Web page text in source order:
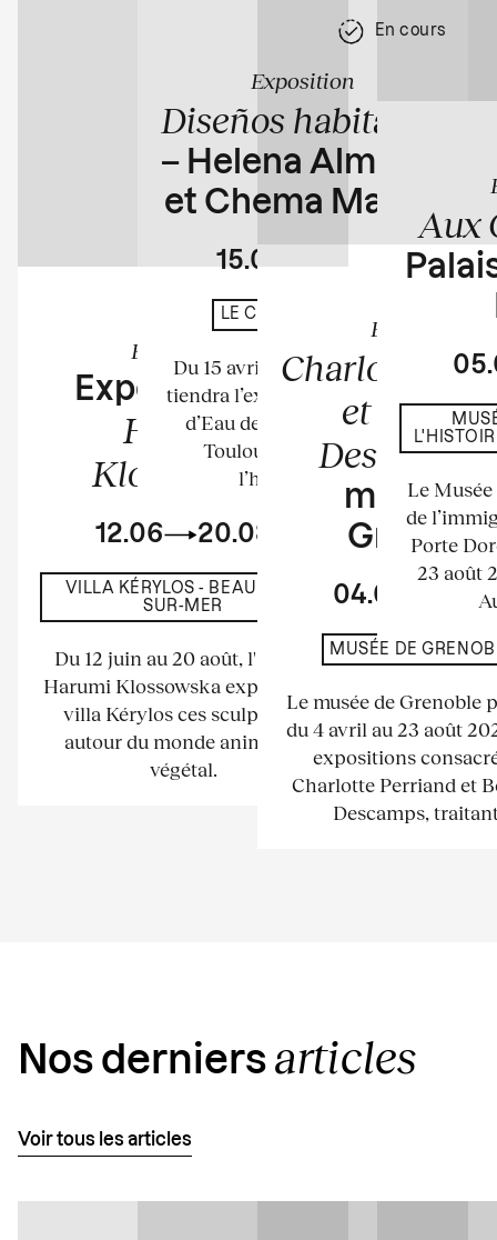
En cours
Exposition
Exposition de
Harumi
Klossowska
12.06 20.08
VILLA KÉRYLOS - BEAULIEU-
SUR-MER
Du 12 juin au 20 août, l'artiste
Harumi Klossowska expose à la
villa Kérylos ces sculptures
autour du monde animal et
végétal.
En cours
Exposition
Diseños habitados
– Helena Almeida
et Chema Madoz
15.04 23.08
LE CHÂTEAU D'EAU
Du 15 avril au 23 août 2026 se
tiendra l’exposition au Château
d’Eau de l’espace La Tour à
Toulouse. Elle mettra à
l’honneur les...
Exposition
Charlotte
et
Descamps
musée
Grenoble
04.04
MUSÉE DE
Le musée de Grenoble
du 4 avril au 23 août
expositions
Charlotte Perriand et
Descamps,
Aux
Le
de
Porte
23 août
Nos derniers articles
Voir tous les articles